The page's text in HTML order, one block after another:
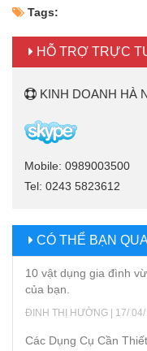
Tags:
HỖ TRỢ TRỰC
KINH DOANH HÀ
Mobile: 0989003500
Tel: 0243 5823612
CÓ THỂ BẠN
10 vật dụng gia đình
của bạn.
ĐINH THỊ HƯỜNG | 17/ 04/
Các Dụng Cụ Cần